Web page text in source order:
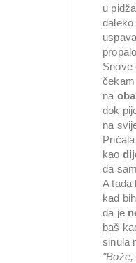
u
daleko
Snove
na
dok
na
kao
da
A tada
kad
da je
baš